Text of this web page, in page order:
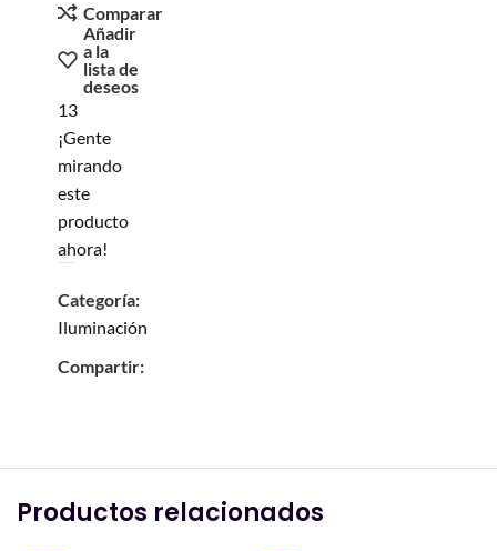
Comparar
Añadir
a la
lista de
deseos
13
¡Gente
mirando
este
producto
ahora!
Categoría:
Iluminación
Compartir:
Productos relacionados